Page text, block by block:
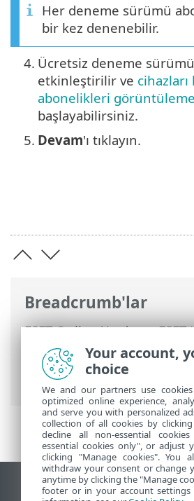
Breadcrumb'lar
ESET Online Yardım>ESET
HOME ile çalışma>
abonelik yönetimi
>
aboneliği
Her deneme sürümü
bir kez denenebilir.
4. Ücretsiz deneme
etkinleştirilir ve
abonelikleri
başlayabilirsiniz.
5. Devam'ı tıklayın.
Masaüstü sitesini görüntüle
Your account,
choice
We and our partners use
optimized online experience,
and serve you with personalized
collection of all cookies by
decline all non-essential
essential cookies only", or adjust
clicking "Manage cookies". You
withdraw your consent or change
anytime by clicking the "Manage
footer or in your account settings